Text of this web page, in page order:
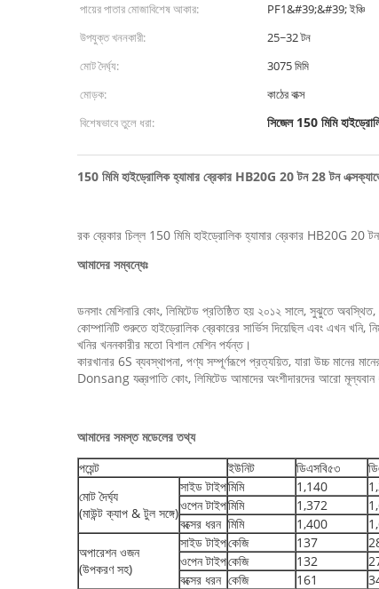
পায়ের পাতার মোজাবিশেষ আকার:
PF1&#39;&#39; ইঞ্চি
উপযুক্ত খননকারী:
25~32 টন
মোট দৈর্ঘ্য:
3075 মিমি
মোড়ক:
কাঠের বাক্স
বিশেষভাবে তুলে ধরা:
সিজেল 150 মিমি
150 মিমি হাইড্রোলিক হ্যামার ব্রেকার HB20G 20 টন 28 টন
রক ব্রেকার চিল্ল 150 মিমি হাইড্রোলিক হ্যামার ব্রেকার HB20G 20
আমাদের সম্বন্ধেঃ
ডনসাং মেশিনারি কোং, লিমিটেড প্রতিষ্ঠিত হয় ২০১২ সালে, সুঝুতে
কোম্পানিটি শুরুতে হাইড্রোলিক ব্রেকারের সার্ভিস দিয়েছিল এবং এখন খনি,
খনির খননকারীর মতো বিশাল মেশিন পর্যন্ত।
কারখানার 6S ব্যবস্থাপনা, পণ্য সম্পূর্ণরূপে প্রত্যয়িত, যারা উচ্চ মানের
Donsang যন্ত্রপাতি কোং, লিমিটেড আমাদের অংশীদারদের আরো মূল্যবান
আমাদের সমস্ত মডেলের তথ্য
পয়েন্ট
ইউনিট ডিএসবি৫৩
মোট দৈর্ঘ্য
(মাউন্ট ক্যাপ & টুল সঙ্গে)
সাইড টাইপমিমি 1,140
ওপেন টাইপমিমি 1,372
বক্সের ধরন মিমি 1,400
অপারেশন ওজন
(উপকরণ সহ)
সাইড টাইপকেজি 137
ওপেন টাইপকেজি 132
বক্সের ধরন কেজি 161